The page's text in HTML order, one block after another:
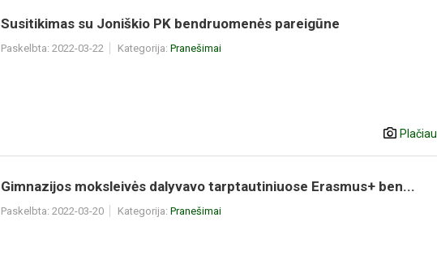
Susitikimas su Joniškio PK bendruomenės pareigūne
Paskelbta: 2022-03-22 Kategorija: Pranešimai
Plačiau
Gimnazijos moksleivės dalyvavo tarptautiniuose Erasmus+ ben...
Paskelbta: 2022-03-20 Kategorija: Pranešimai